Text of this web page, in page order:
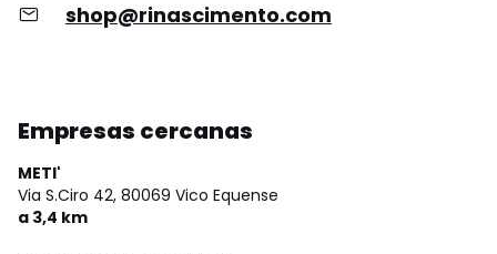
shop@rinascimento.com
Empresas cercanas
METI'
Via S.Ciro 42, 80069 Vico Equense
a 3,4 km